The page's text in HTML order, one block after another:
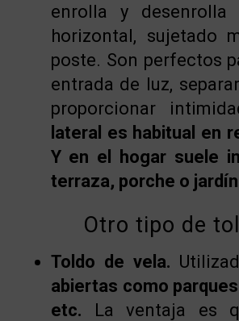
enrolla y desenrolla
horizontal, sujetado
poste. Son perfectos
entrada de luz,
proporcionar
lateral es habitual en
Y en el hogar suele
terraza, porche o
Otro tipo de
Toldo de vela.
abiertas como
etc. La ventaja es